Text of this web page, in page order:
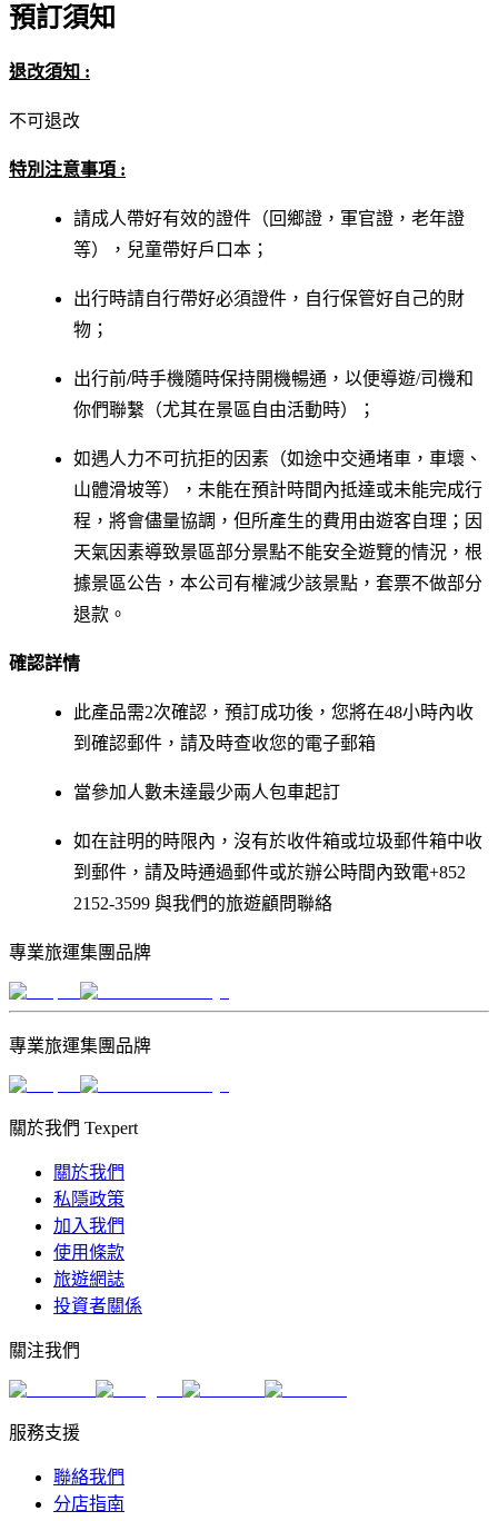
預訂須知
退改須知 :
不可退改
特別注意事項 :
請成人帶好有效的證件（回鄉證，軍官證，老年證
等），兒童帶好戶口本；
出行時請自行帶好必須證件，自行保管好自己的財
物；
出行前/時手機隨時保持開機暢通，以便導遊/司機和
你們聯繫（尤其在景區自由活動時）；
如遇人力不可抗拒的因素（如途中交通堵車，車壞、
山體滑坡等），未能在預計時間內抵達或未能完成行
程，將會儘量協調，但所產生的費用由遊客自理；因
天氣因素導致景區部分景點不能安全遊覽的情況，根
據景區公告，本公司有權減少該景點，套票不做部分
退款。
確認詳情
此產品需2次確認，預訂成功後，您將在48小時內收
到確認郵件，請及時查收您的電子郵箱
當參加人數未達最少兩人包車起訂
如在註明的時限內，沒有於收件箱或垃圾郵件箱中收
到郵件，請及時通過郵件或於辦公時間內致電+852
2152-3599 與我們的旅遊顧問聯絡
專業旅運集團品牌
專業旅運集團品牌
關於我們 Texpert
關於我們
私隱政策
加入我們
使用條款
旅遊網誌
投資者關係
關注我們
服務支援
聯絡我們
分店指南